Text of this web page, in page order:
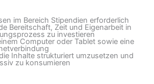
im Bereich Stipendien erforderlich
Bereitschaft, Zeit und Eigenarbeit in
zu investieren
Computer oder Tablet sowie eine
Inhalte strukturiert umzusetzen und
zu konsumieren